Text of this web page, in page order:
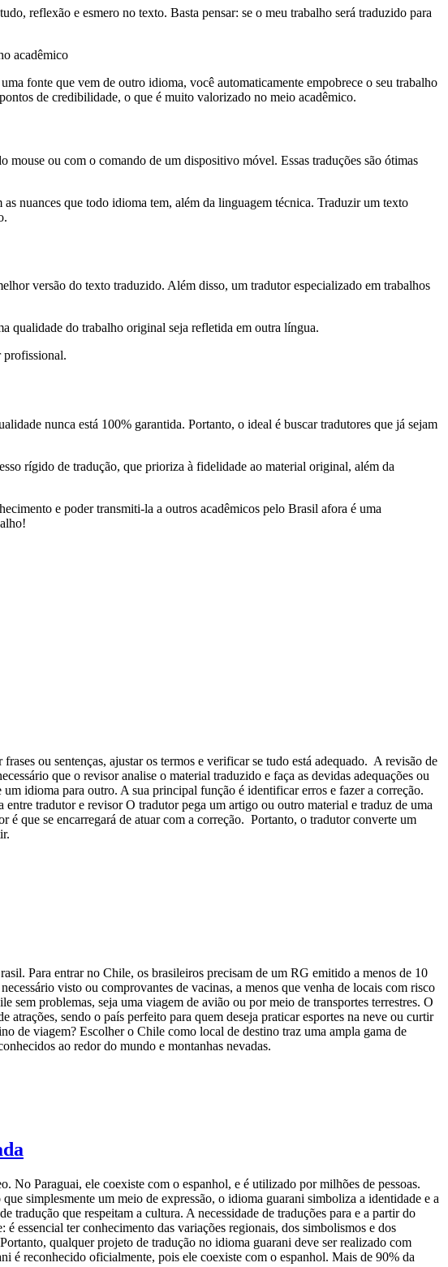
reflexão e esmero no texto. Basta pensar: se o meu trabalho será traduzido para
fonte que vem de outro idioma, você automaticamente empobrece o seu trabalho
de credibilidade, o que é muito valorizado no meio acadêmico.
ou com o comando de um dispositivo móvel. Essas traduções são ótimas
nuances que todo idioma tem, além da linguagem técnica. Traduzir um texto
versão do texto traduzido. Além disso, um tradutor especializado em trabalhos
qualidade do trabalho original seja refletida em outra língua.
profissional.
nunca está 100% garantida. Portanto, o ideal é buscar tradutores que já sejam
rígido de tradução, que prioriza à fidelidade ao material original, além da
e poder transmiti-la a outros acadêmicos pelo Brasil afora é uma
ou sentenças, ajustar os termos e verificar se tudo está adequado. A revisão de
que o revisor analise o material traduzido e faça as devidas adequações ou
idioma para outro. A sua principal função é identificar erros e fazer a correção.
tradutor e revisor O tradutor pega um artigo ou outro material e traduz de uma
que se encarregará de atuar com a correção. Portanto, o tradutor converte um
Para entrar no Chile, os brasileiros precisam de um RG emitido a menos de 10
visto ou comprovantes de vacinas, a menos que venha de locais com risco
sem problemas, seja uma viagem de avião ou por meio de transportes terrestres. O
sendo o país perfeito para quem deseja praticar esportes na neve ou curtir
de viagem? Escolher o Chile como local de destino traz uma ampla gama de
ao redor do mundo e montanhas nevadas.
Paraguai, ele coexiste com o espanhol, e é utilizado por milhões de pessoas.
simplesmente um meio de expressão, o idioma guarani simboliza a identidade e a
tradução que respeitam a cultura. A necessidade de traduções para e a partir do
essencial ter conhecimento das variações regionais, dos simbolismos e dos
qualquer projeto de tradução no idioma guarani deve ser realizado com
é reconhecido oficialmente, pois ele coexiste com o espanhol. Mais de 90% da